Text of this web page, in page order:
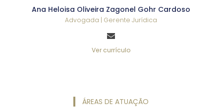
Ana Heloisa Oliveira Zagonel Gohr Cardoso
Advogada | Gerente Jurídica
Ver currículo
ÁREAS DE ATUAÇÃO